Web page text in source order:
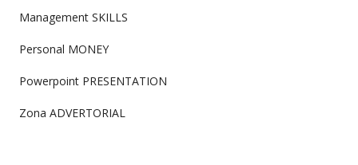
Management SKILLS
Personal MONEY
Powerpoint PRESENTATION
Zona ADVERTORIAL